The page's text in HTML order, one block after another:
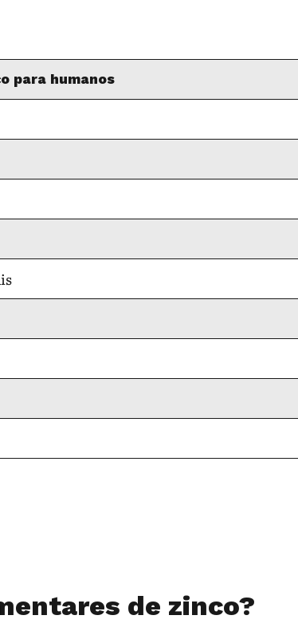
para humanos
de zinco?